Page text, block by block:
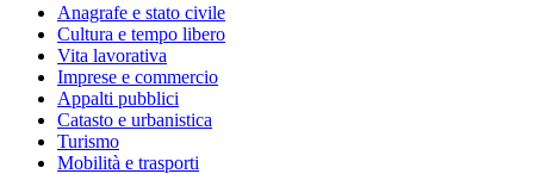
Anagrafe e stato civile
Cultura e tempo libero
Vita lavorativa
Imprese e commercio
Appalti pubblici
Catasto e urbanistica
Turismo
Mobilità e trasporti